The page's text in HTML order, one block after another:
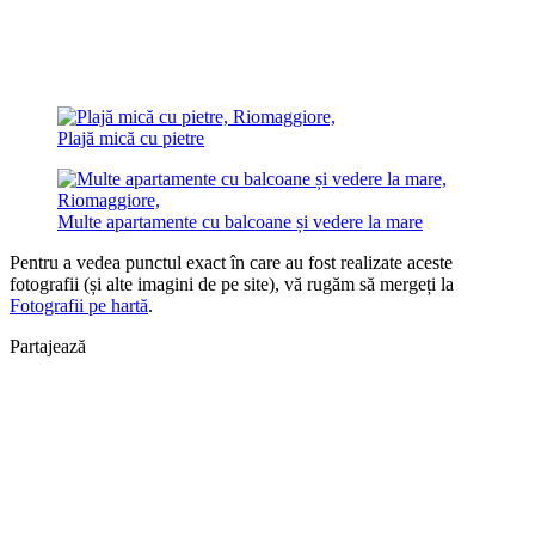
Plajă mică cu pietre
Multe apartamente cu balcoane și vedere la mare
Pentru a vedea punctul exact în care au fost realizate aceste
fotografii (și alte imagini de pe site), vă rugăm să mergeți la
Fotografii pe hartă.
Partajează